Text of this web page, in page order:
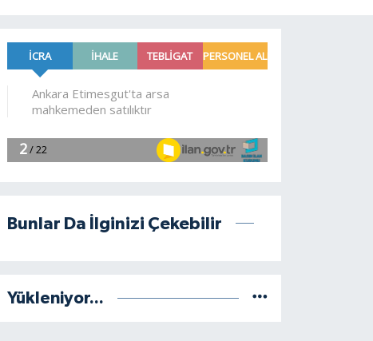
Bunlar Da İlginizi Çekebilir
Yükleniyor...